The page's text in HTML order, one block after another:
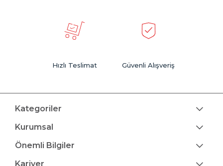
Hızlı Teslimat Güvenli Alışveriş
Kategoriler
Kurumsal
Önemli Bilgiler
Kariyer